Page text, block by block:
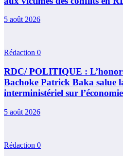
5 août 2026
Rédaction 0
RDC/ POLITIQUE :
Bachoke Patrick Baka salue
interministériel sur
5 août 2026
Rédaction 0